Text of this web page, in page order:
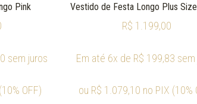
Pink
sem juros
OFF)
Vestido de Festa Longo Plus
R$ 1.199,00
Em até 6x de R$ 199,83
ou R$ 1.079,10 no PIX (10%